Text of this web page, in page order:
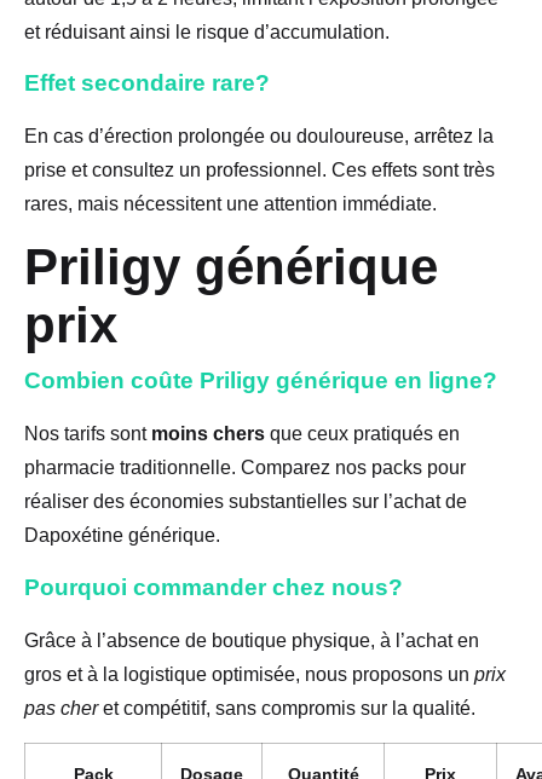
et réduisant ainsi le risque d’accumulation.
Effet secondaire rare?
En cas d’érection prolongée ou douloureuse, arrêtez la
prise et consultez un professionnel. Ces effets sont très
rares, mais nécessitent une attention immédiate.
Priligy générique
prix
Combien coûte Priligy générique en ligne?
Nos tarifs sont moins chers que ceux pratiqués en
pharmacie traditionnelle. Comparez nos packs pour
réaliser des économies substantielles sur l’achat de
Dapoxétine générique.
Pourquoi commander chez nous?
Grâce à l’absence de boutique physique, à l’achat en
gros et à la logistique optimisée, nous proposons un prix
pas cheret compétitif, sans compromis sur la qualité.
Pack Dosage Quantité Prix